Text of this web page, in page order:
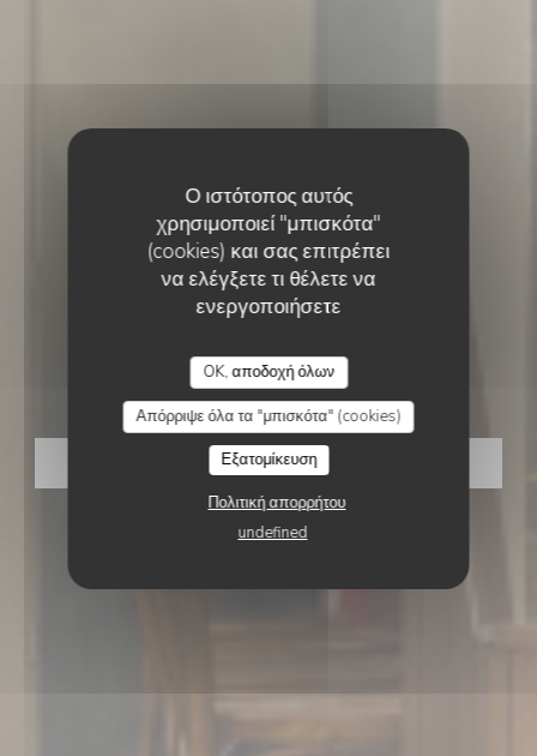
Ο ιστότοπος αυτός
χρησιμοποιεί "μπισκότα"
(cookies) και σας επιτρέπει
να ελέγξετε τι θέλετε να
ενεργοποιήσετε
OK, αποδοχή όλων
Απόρριψε όλα τα "μπισκότα" (cookies)
Εξατομίκευση
Πολιτική απορρήτου
undefined
TERRA Pizza
ΚΆΝΤΕ ΚΡΆΤΗΣΗ ΤΡΑΠΕΖΙΟΎ
TERRA PIZZA